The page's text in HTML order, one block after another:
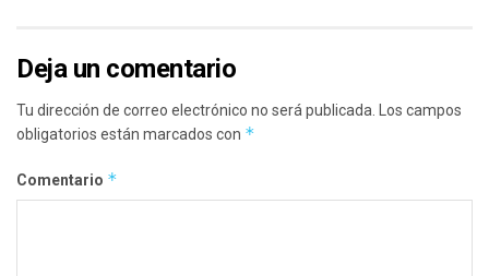
Deja un comentario
Tu dirección de correo electrónico no será publicada. Los campos
obligatorios están marcados con *
Comentario *